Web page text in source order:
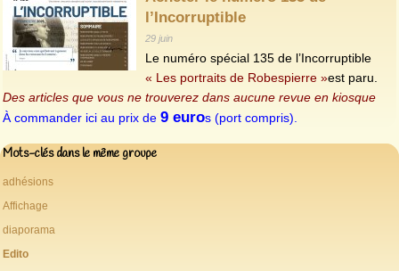
l’Incorruptible
29 juin
Le numéro spécial 135 de l’Incorruptible
« Les portraits de Robespierre »est paru.
Des articles que vous ne trouverez dans aucune revue en kiosque
À commander ici au prix de 9 euros (port compris).
Mots-clés dans le même groupe
adhésions
Affichage
diaporama
Edito